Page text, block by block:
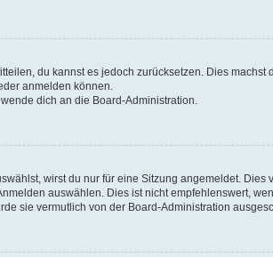
du kannst es jedoch zurücksetzen. Dies
anmelden können.
dich an die Board-Administration.
wirst du nur für eine Sitzung angemeldet.
auswählen. Dies ist nicht empfehlenswert,
sie vermutlich von der Board-Administration